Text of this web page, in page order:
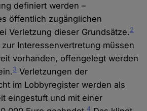
definiert werden –
öffentlich zugänglichen
Verletzung dieser Grundsätze.2
zur Interessenvertretung müssen
vorhanden, offengelegt werden
3 Verletzungen der
im Lobbyregister werden als
eingestuft und mit einer
4